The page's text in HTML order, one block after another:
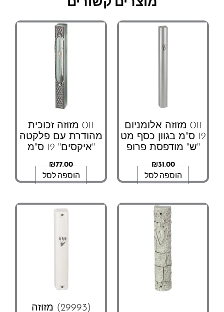
011 מזוזה אלומניום
12 ס"מ בגוון כסף מט
"ש" מודפסת פרופ
₪31.00
הוספה לסל
011 מזוזה זכוכית
מהודרת עם פלקטה
"איקסים" 12 ס"מ
₪77.00
הוספה לסל
(29993) מזוזה